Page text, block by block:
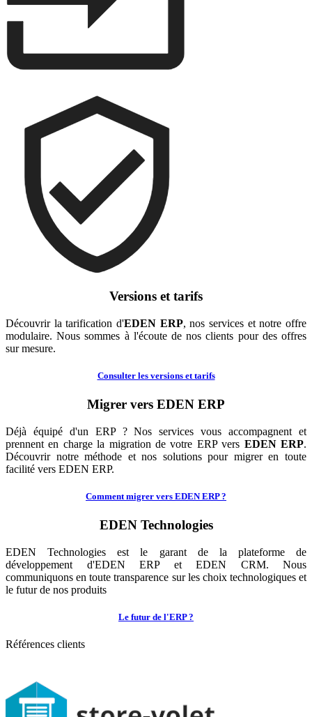
Versions et tarifs
Découvrir la tarification d'EDEN ERP, nos services et notre offre
modulaire. Nous sommes à l'écoute de nos clients pour des offres
sur mesure.
Consulter les versions et tarifs
Migrer vers EDEN ERP
Déjà équipé d'un ERP ? Nos services vous accompagnent et
prennent en charge la migration de votre ERP vers EDEN ERP.
Découvrir notre méthode et nos solutions pour migrer en toute
facilité vers EDEN ERP.
Comment migrer vers EDEN ERP ?
EDEN Technologies
EDEN Technologies est le garant de la plateforme de
développement d'EDEN ERP et EDEN CRM. Nous
communiquons en toute transparence sur les choix technologiques et
le futur de nos produits
Le futur de l'ERP ?
Références clients